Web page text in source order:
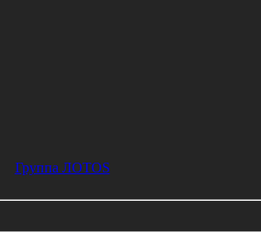
Группа ЛОТОS